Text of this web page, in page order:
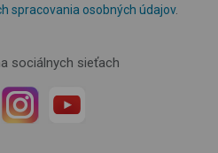
spracovania osobných údajov.
sociálnych sieťach